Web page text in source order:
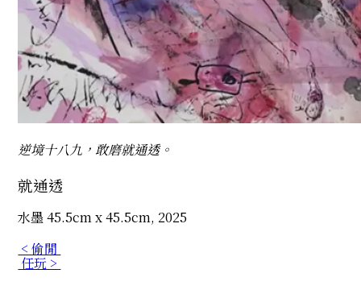
逆境十八九，敢磨就通透。
就通透
水墨 45.5cm x 45.5cm, 2025
< 偷閒
任玩 >